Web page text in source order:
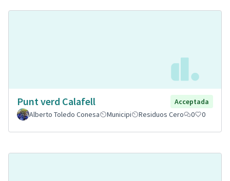
Punt verd Calafell
Acceptada
Alberto Toledo Conesa
Municipi Residuos Cero 0 0